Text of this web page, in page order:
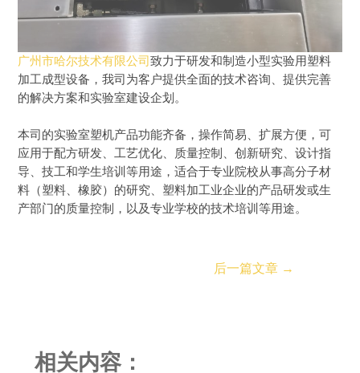
广州市哈尔技术有限公司致力于研发和制造小型实验用塑料
加工成型设备，我司为客户提供全面的技术咨询、提供完善
的解决方案和实验室建设企划。
本司的实验室塑机产品功能齐备，操作简易、扩展方便，可
应用于配方研发、工艺优化、质量控制、创新研究、设计指
导、技工和学生培训等用途，适合于专业院校从事高分子材
料（塑料、橡胶）的研究、塑料加工业企业的产品研发或生
产部门的质量控制，以及专业学校的技术培训等用途。
后一篇文章 →
相关内容：